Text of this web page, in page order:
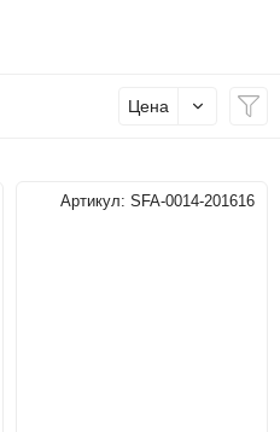
Цена
Артикул: SFA-0014-201616